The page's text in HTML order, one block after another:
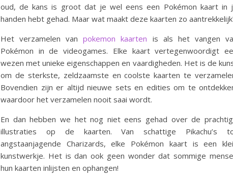
oud, de kans is groot dat je wel eens een Pokémon kaart in
handen hebt gehad. Maar wat maakt deze kaarten zo
Het verzamelen vanpokemon kaarten is als het vangen
Pokémon in de videogames. Elke kaart vertegenwoordigt
wezen met unieke eigenschappen en vaardigheden. Het is de
om de sterkste, zeldzaamste en coolste kaarten te
Bovendien zijn er altijd nieuwe sets en edities om te
waardoor het verzamelen nooit saai wordt.
En dan hebben we het nog niet eens gehad over de
illustraties op de kaarten. Van schattige Pikachu’s
angstaanjagende Charizards, elke Pokémon kaart is een
kunstwerkje. Het is dan ook geen wonder dat sommige
hun kaarten inlijsten en ophangen!